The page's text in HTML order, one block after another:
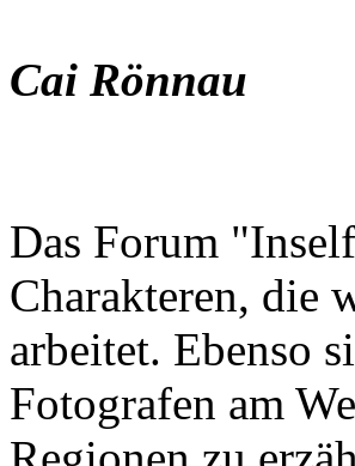
Cai Rönnau
Das Forum
Charakteren, die
arbeitet. Ebenso
Fotografen am